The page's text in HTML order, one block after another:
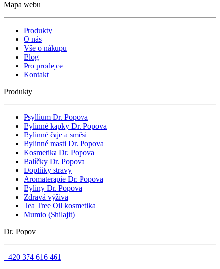
Mapa webu
Produkty
O nás
Vše o nákupu
Blog
Pro prodejce
Kontakt
Produkty
Psyllium Dr. Popova
Bylinné kapky Dr. Popova
Bylinné čaje a směsi
Bylinné masti Dr. Popova
Kosmetika Dr. Popova
Balíčky Dr. Popova
Doplňky stravy
Aromaterapie Dr. Popova
Byliny Dr. Popova
Zdravá výživa
Tea Tree Oil kosmetika
Mumio (Shilajit)
Dr. Popov
+420 374 616 461